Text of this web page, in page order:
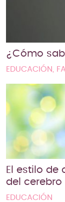
¿Cómo
EDUCACIÓN,
El estilo de
del cerebro
EDUCACIÓN